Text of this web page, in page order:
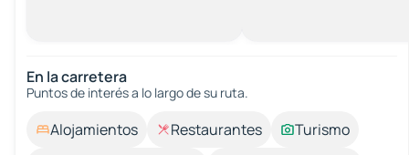
En la carretera
Puntos de interés a lo largo de su ruta.
Alojamientos Restaurantes
Turismo